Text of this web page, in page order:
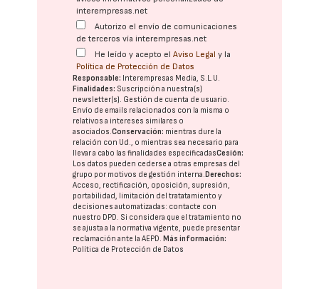
interempresas.net
Autorizo el envío de comunicaciones
de terceros vía interempresas.net
He leído y acepto elAviso Legal y la
Política de Protección de Datos
Responsable: Interempresas Media, S.L.U.
Finalidades: Suscripción a nuestra(s)
newsletter(s). Gestión de cuenta de usuario.
Envío de emails relacionados con la misma o
relativos a intereses similares o
asociados.Conservación: mientras dure la
relación con Ud., o mientras sea necesario para
llevar a cabo las finalidades especificadasCesión:
Los datos pueden cederse a otras empresas del
grupo por motivos de gestión interna. Derechos:
Acceso, rectificación, oposición, supresión,
portabilidad, limitación del tratatamiento y
decisiones automatizadas: contacte con
nuestro DPD. Si considera que el tratamiento no
se ajusta a la normativa vigente, puede presentar
reclamación ante laAEPD. Más información:
Política de Protección de Datos